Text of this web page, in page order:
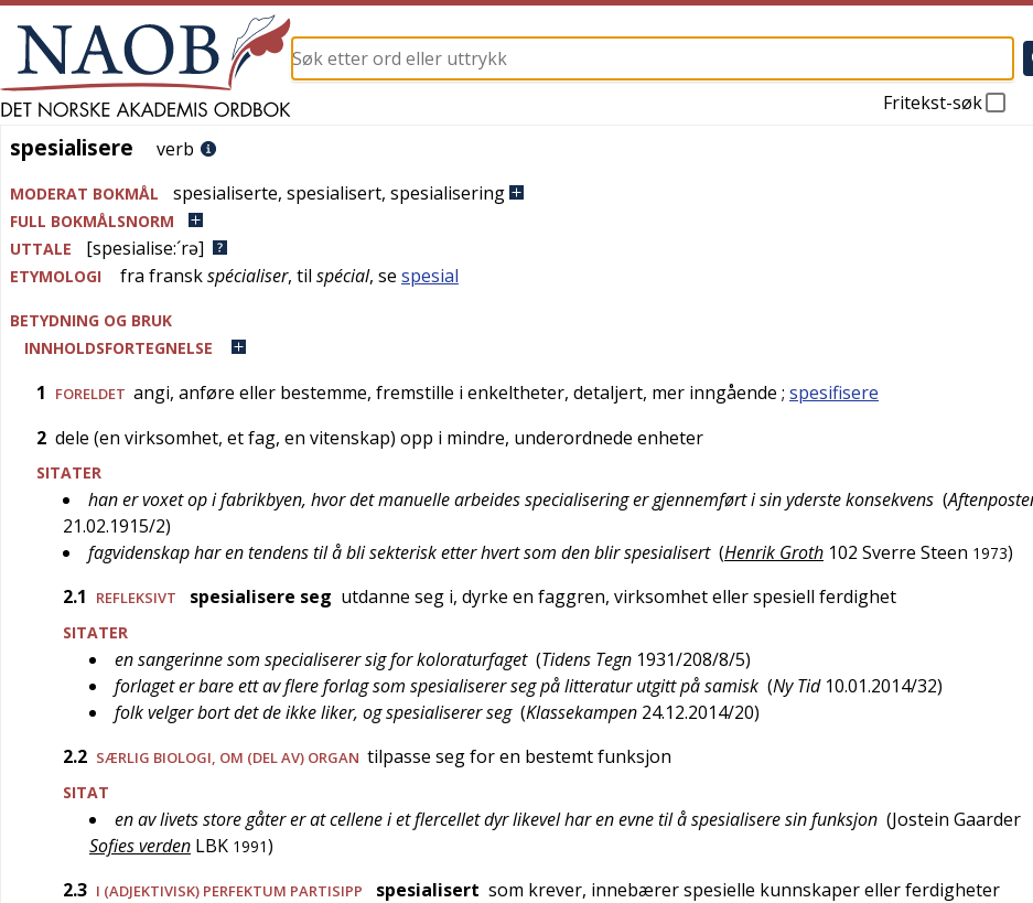
Fritekst-søk
spesialisere
spesialisere verb
MODERAT BOKMÅL spesialiserte, spesialisert, spesialisering
FULL BOKMÅLSNORM
UTTALE
[spesialise:´rə]
ETYMOLOGI fra franskspécialiser, til spécial, se spesial
BETYDNING OG BRUK
INNHOLDSFORTEGNELSE
1 FORELDET angi, anføre eller bestemme, fremstille i enkeltheter, detaljert, mer inngående ; spesifisere
2 dele (en virksomhet, et fag, en vitenskap) opp i mindre, underordnede enheter
SITATER
han er voxet op i fabrikbyen, hvor det manuelle arbeides specialisering er gjennemført i sin yderste konsekvens (
21.02.1915/2)
fagvidenskap har en tendens til å bli sekterisk etter hvert som den blir spesialisert (Henrik Groth 102 Sverre Steen 1973)
2.1
REFLEKSIVT spesialisere seg utdanne seg i, dyrke en faggren, virksomhet eller spesiell ferdighet
SITATER
en sangerinne som specialiserer sig for koloraturfaget (Tidens Tegn 1931/208/8/5)
forlaget er bare ett av flere forlag som spesialiserer seg på litteratur utgitt på samisk (Ny Tid 10.01.2014/32)
folk velger bort det de ikke liker, og spesialiserer seg (Klassekampen 24.12.2014/20)
2.2 SÆRLIG BIOLOGI , OM (DEL AV) ORGAN tilpasse seg for en bestemt funksjon
SITAT
en av livets store gåter er at cellene i et flercellet dyr likevel har en evne til å spesialisere sin funksjon (Jostein Gaarder
Sofies verden LBK 1991)
2.3 I (ADJEKTIVISK) PERFEKTUM PARTISIPP spesialisert som krever, innebærer spesielle kunnskaper eller ferdigheter